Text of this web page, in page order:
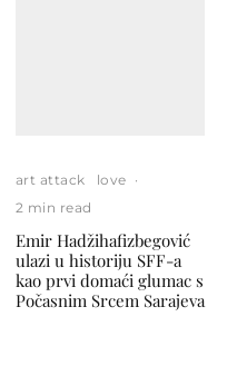
art attack love ·
2 min read
Emir Hadžihafizbegović
ulazi u historiju SFF-a
kao prvi domaći glumac s
Počasnim Srcem Sarajeva